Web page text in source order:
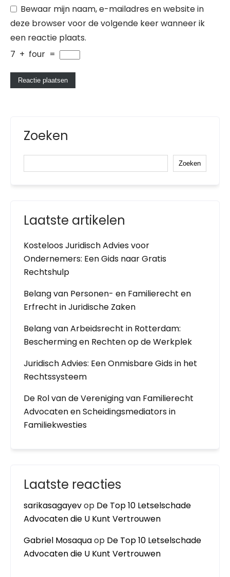
Bewaar mijn naam, e-mailadres en website in
deze browser voor de volgende keer wanneer ik
een reactie plaats.
7 + four =
Zoeken
Zoeken
Laatste artikelen
Kosteloos Juridisch Advies voor
Ondernemers: Een Gids naar Gratis
Rechtshulp
Belang van Personen- en Familierecht en
Erfrecht in Juridische Zaken
Belang van Arbeidsrecht in Rotterdam:
Bescherming en Rechten op de Werkplek
Juridisch Advies: Een Onmisbare Gids in het
Rechtssysteem
De Rol van de Vereniging van Familierecht
Advocaten en Scheidingsmediators in
Familiekwesties
Laatste reacties
sarikasagayevop De Top 10 Letselschade
Advocaten die U Kunt Vertrouwen
Gabriel Mosaquaop De Top 10 Letselschade
Advocaten die U Kunt Vertrouwen